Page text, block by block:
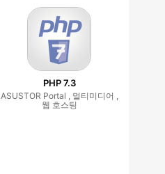
PHP 7.3
ASUSTOR Portal , 멀티미디어 ,
웹 호스팅